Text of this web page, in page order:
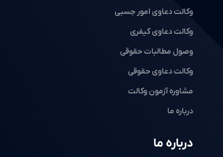
درباره ما
وکالت دعاوی امور حِسبی
وکالت دعاوی کیفری
وصول مطالبات حقوقی
وکالت دعاوی حقوقی
مشاوره آزمون وکالت
درباره ما